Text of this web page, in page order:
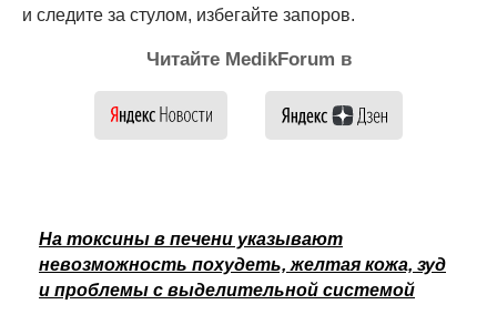
и следите за стулом, избегайте запоров.
Читайте MedikForum в
На токсины в печени указывают
невозможность похудеть, желтая кожа, зуд
и проблемы с выделительной системой